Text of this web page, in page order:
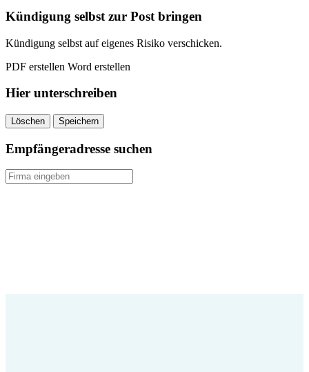
Kündigung selbst zur Post bringen
Kündigung selbst auf eigenes Risiko verschicken.
PDF erstellen Word erstellen
Hier unterschreiben
Löschen Speichern
Empfängeradresse suchen